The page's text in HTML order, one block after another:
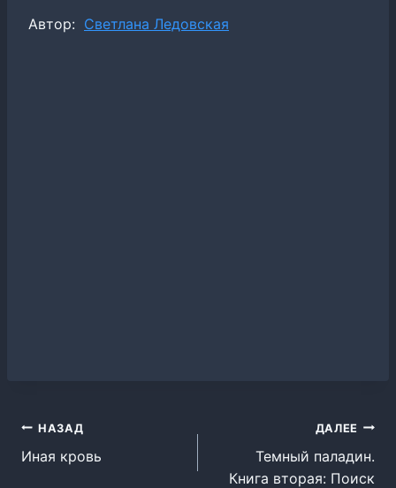
Метки
Автор: Светлана Ледовская
Навигация
по
НАЗАД
Иная кровь
ДАЛЕЕ
Темный паладин.
Книга вторая: Поиск